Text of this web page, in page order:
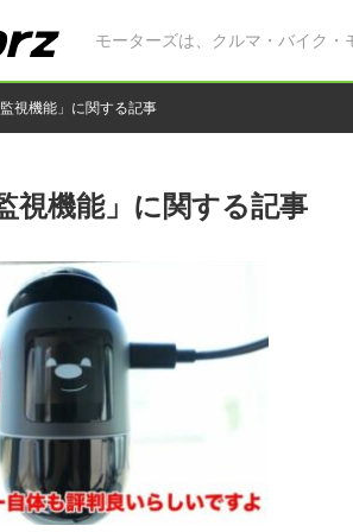
モーターズは、クルマ・バイク・
監視機能」に関する記事
視機能」に関する記事